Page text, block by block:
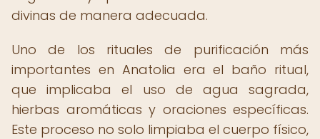
divinas de manera adecuada.
Uno de los rituales de purificación más
importantes en Anatolia era el baño ritual,
que implicaba el uso de agua sagrada,
hierbas aromáticas y oraciones específicas.
Este proceso no solo limpiaba el cuerpo físico,